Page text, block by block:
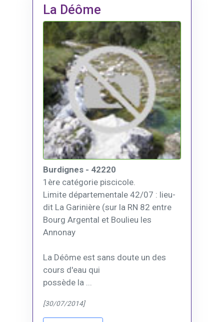
La Déôme
Burdignes - 42220
1ère catégorie piscicole.
Limite départementale 42/07 : lieu-
dit La Garinière (sur la RN 82 entre
Bourg Argental et Boulieu les
Annonay
La Déôme est sans doute un des
cours d'eau qui
possède la ...
[30/07/2014]